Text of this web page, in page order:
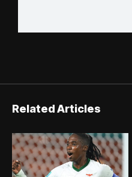
Related Articles